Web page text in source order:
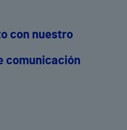
con nuestro
comunicación